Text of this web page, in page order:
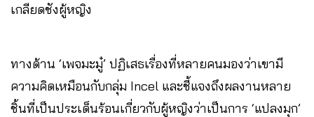
เกลียดชังผู้หญิง
ทางด้าน ‘เพจมะมู๋’ ปฏิเสธเรื่องที่หลายคนมองว่าเขามี
ความคิดเหมือนกับกลุ่ม Incel และชี้แจงถึงผลงานหลาย
ชิ้นที่เป็นประเด็นร้อนเกี่ยวกับผู้หญิงว่าเป็นการ ‘แปลงมุก’